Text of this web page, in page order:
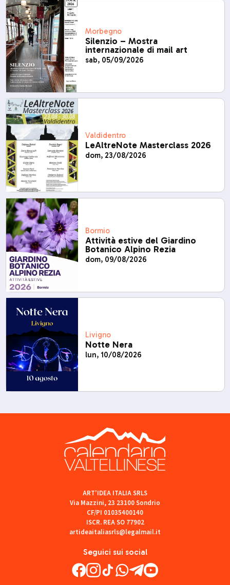
Morbegno
Silenzio – Mostra
internazionale di mail art
sab, 05/09/2026
Valdidentro
LeAltreNote Masterclass 2026
dom, 23/08/2026
Bormio
Attività estive del Giardino
Botanico Alpino Rezia
dom, 09/08/2026
Livigno
Notte Nera
lun, 10/08/2026
Seguici sui social
ART'IDEA ITALIA SRLS
Via Mazzini, 23 23100 Sondrio
CF/PI 01035400140
ISCR. REA SO 77902
artideaitaliasrls@legalmail.it